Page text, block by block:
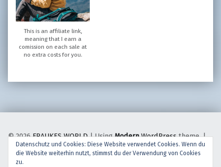
This is an affiliate link,
meaning that I earn a
comission on each sale at
no extra costs for you.
© 2026FRAUKES WORLD |UsingModern WordPresstheme.|
Back to top ↑
facebook
instagram
Datenschutz und Cookies: Diese Website verwendet Cookies. Wenn du
die Website weiterhin nutzt, stimmst du der Verwendung von Cookies
zu.